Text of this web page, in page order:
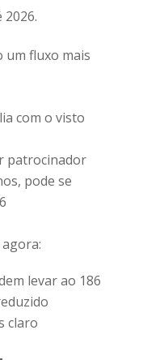
2026.
um fluxo mais
com o visto
patrocinador
pode se
levar ao 186
claro